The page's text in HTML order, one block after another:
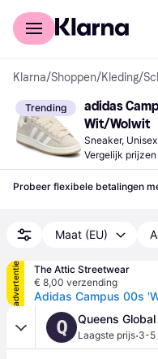
Voor shoppers
Klarna/Shoppen/Kleding/
Trending
adidas
Wit/Wolwit
Sneaker, Unisex
Vergelijk
Probeer flexibele betalingen
Maat (EU)
advertentie
The Attic Streetwear
€ 8,00 verzending
Q Queens Global
Laagste prijs·3-5